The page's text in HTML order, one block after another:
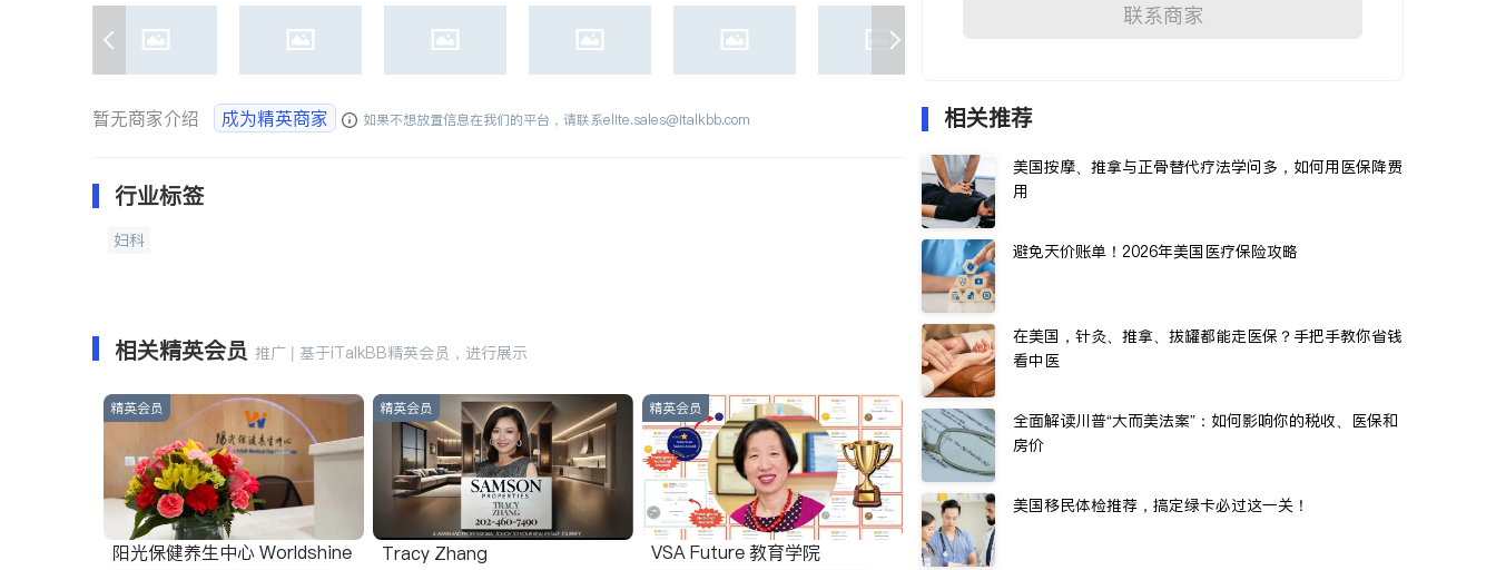
联系商家
暂无商家介绍 成为精英商家 如果不想放置信息在我们的平台，请联系elite.sales@italkbb.com
行业标签
妇科
相关精英会员 推广 | 基于iTalkBB精英会员，进行展示
精英会员
阳光保健养生中心 Worldshine
精英会员
Tracy Zhang
精英会员
VSA Future 教育学院
相关推荐
美国按摩、推拿与正骨替代疗法学问多，如何用医保降费
用
避免天价账单！2026年美国医疗保险攻略
在美国，针灸、推拿、拔罐都能走医保？手把手教你省钱
看中医
全面解读川普“大而美法案”：如何影响你的税收、医保和
房价
美国移民体检推荐，搞定绿卡必过这一关！